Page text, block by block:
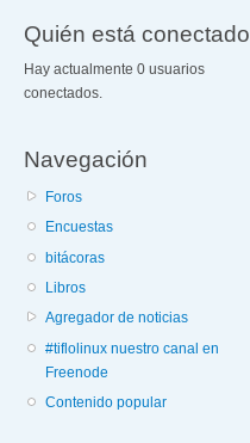
Quién está conectado
Hay actualmente 0 usuarios
conectados.
Navegación
Foros
Encuestas
bitácoras
Libros
Agregador de noticias
#tiflolinux nuestro canal en
Freenode
Contenido popular